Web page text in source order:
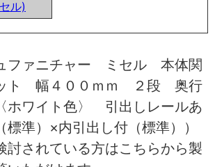
ル)
ファニチャー ミセル 本体関
ト 幅４００ｍｍ ２段 奥行
ホワイト色〉 引出しレールあ
準）×内引出し付（標準））
討されている方はこちらから製